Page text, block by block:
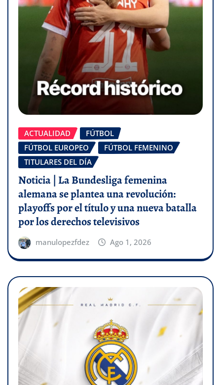
ACTUALIDAD
FÚTBOL
FÚTBOL EUROPEO
FÚTBOL FEMENINO
TITULARES DEL DÍA
Noticia | La Bundesliga femenina
alemana se plantea una revolución:
playoffs por el título y una nueva batalla
por los derechos televisivos
manulopezfdez Ago 1, 2026